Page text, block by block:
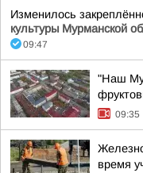
Изменилось
культуры Мурманской
09:47
"Наш
09:35
время